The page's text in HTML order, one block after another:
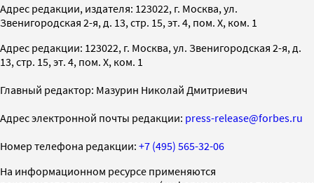
Адрес редакции, издателя: 123022, г. Москва, ул.
Звенигородская 2-я, д. 13, стр. 15, эт. 4, пом. X, ком. 1
Адрес редакции: 123022, г. Москва, ул. Звенигородская 2-я, д.
13, стр. 15, эт. 4, пом. X, ком. 1
Главный редактор: Мазурин Николай Дмитриевич
Адрес электронной почты редакции: press-release@forbes.ru
Номер телефона редакции: +7 (495) 565-32-06
На информационном ресурсе применяются